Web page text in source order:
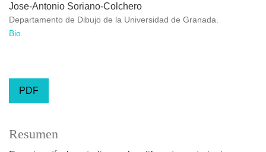
Jose-Antonio Soriano-Colchero
Departamento de Dibujo de la Universidad de Granada.
Bio
PDF
Resumen